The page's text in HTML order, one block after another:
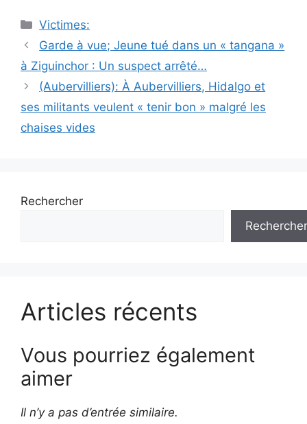
Catégories
Victimes:
Navigation
des
articles
Garde à vue; Jeune tué dans un « tangana »
à Ziguinchor : Un suspect arrêté…
(Aubervilliers): À Aubervilliers, Hidalgo et
ses militants veulent « tenir bon » malgré les
chaises vides
Rechercher
Rechercher
Articles récents
Vous pourriez également
aimer
Il n’y a pas d’entrée similaire.